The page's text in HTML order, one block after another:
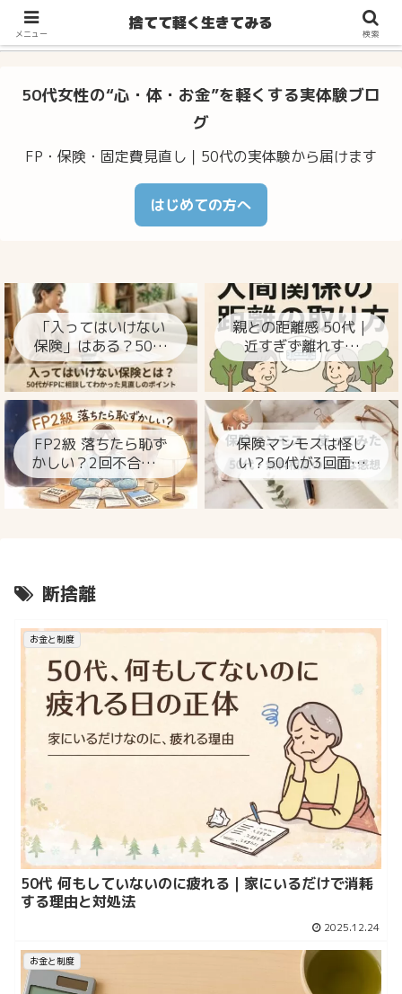
不安・体調のゆらぎ・お金の心配…50代からの暮らしをラクに整え
るヒント
50代女性の“心・体・お金”を軽くする実体験ブロ
グ
FP・保険・固定費見直し｜50代の実体験から届けます
はじめての方へ
「入ってはいけない
保険」はある？50代
がFPに相談してわか
った見直しのポイン
ト
親との距離感 50代｜
近すぎず離れすぎ
ず、心が楽になる整
FP2級 落ちたら恥ず
かしい？2回不合格の
私が今思うこと
保険マンモスは怪し
い？50代が3回面談
して分かった本当の
ところ
断捨離
お金と制度
50代 何もしていないのに疲れる｜家にいるだけで消耗
する理由と対処法
2025.12.24
お金と制度
メニュー
捨てて軽く生きてみる
検索